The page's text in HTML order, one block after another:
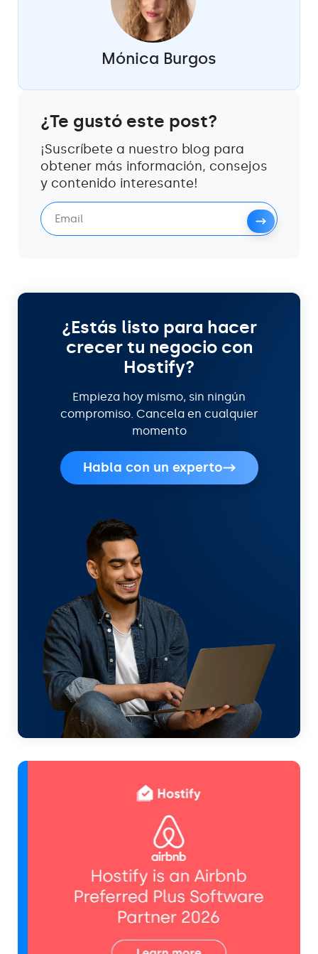
Mónica Burgos
¿Te gustó este post?
¡Suscríbete a nuestro blog para
obtener más información, consejos
y contenido interesante!
¿Estás listo para hacer
crecer tu negocio con
Hostify?
Empieza hoy mismo, sin ningún
compromiso. Cancela en cualquier
momento
Habla con un experto